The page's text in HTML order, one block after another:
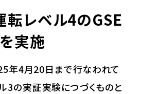
転レベル4のGSE
実施
年4月20日まで行なわれて
3の実証実験につづくものと